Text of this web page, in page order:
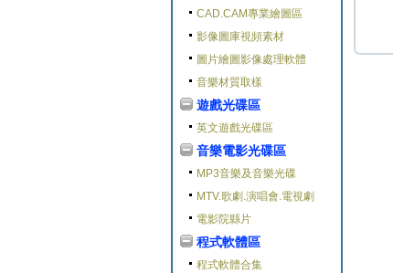
CAD.CAM專業繪圖區
影像圖庫視頻素材
圖片繪圖影像處理軟體
音樂材質取樣
遊戲光碟區
英文遊戲光碟區
音樂電影光碟區
MP3音樂及音樂光碟
MTV.歌劇.演唱會.電視劇
電影院縣片
程式軟體區
程式軟體合集